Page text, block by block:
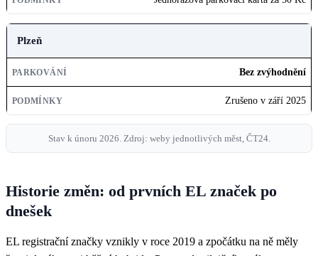
Plzeň
Bez zvýhodnění
Zrušeno v září 2025
Stav k únoru 2026. Zdroj: weby jednotlivých měst, ČT24.
Historie změn: od prvních EL značek po
dnešek
EL registrační značky vznikly v roce 2019 a zpočátku na ně měly